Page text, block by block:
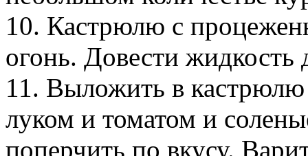
10. Кастрюлю с
огонь. Довести жидкость
11. Выложить в кастрюлю
луком и томатом и
поперчить по вкусу.